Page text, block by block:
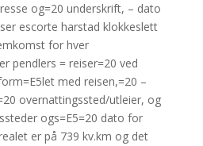
og=20 underskrift, – dato
escorte harstad klokkeslett
for hver
pendlers = reiser=20 ved
med reisen,=20 –
overnattingssted/utleier, og
ogs=E5=20 dato for
er på 739 kv.km og det